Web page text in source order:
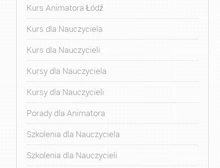
Kurs Animatora Łódź
Kurs dla Nauczyciela
Kurs dla Nauczycieli
Kursy dla Nauczyciela
Kursy dla Nauczycieli
Porady dla Animatora
Szkolenia dla Nauczyciela
Szkolenia dla Nauczycieli